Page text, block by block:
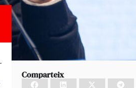
Comparteix